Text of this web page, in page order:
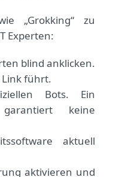
„Grokking“ zu
Experten:
blind anklicken.
führt.
Bots. Ein
keine
aktuell
aktivieren und